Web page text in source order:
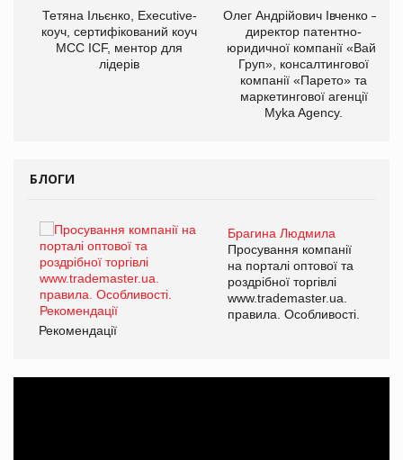
Тетяна Ільєнко, Executive-
коуч, сертифікований коуч
МСС ICF, ментор для
лідерів
Олег Андрійович Івченко —
директор патентно-
юридичної компанії «Вайз
Груп», консалтингової
компанії «Парето» та
маркетингової агенції
Myka Agency.
БЛОГИ
Брагина Людмила
Просування компанії
на порталі оптової та
роздрібної торгівлі
www.trademaster.ua.
правила. Особливості.
Рекомендації